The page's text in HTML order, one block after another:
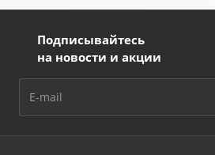
Подписывайтесь
на новости и акции